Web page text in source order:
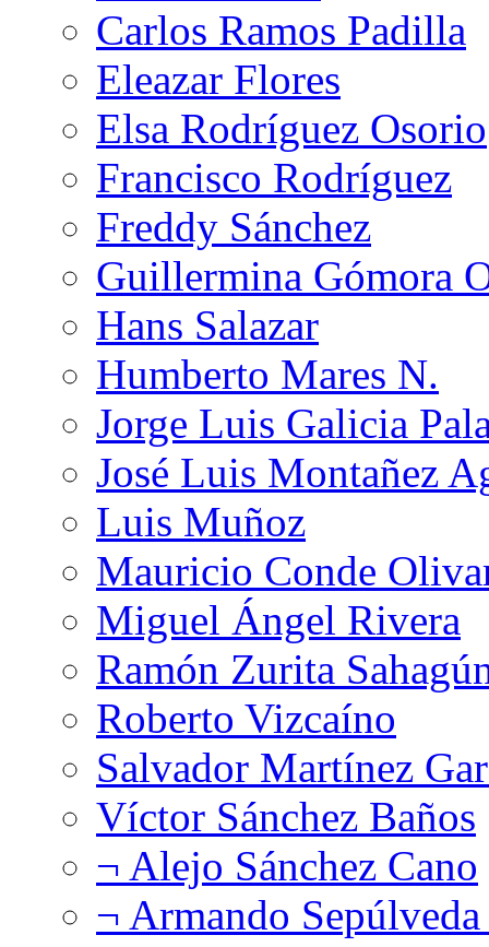
Carlos Ramos Padilla
Eleazar Flores
Elsa Rodríguez Osorio
Francisco Rodríguez
Freddy Sánchez
Guillermina Gómora
Hans Salazar
Humberto Mares N.
Jorge Luis Galicia
José Luis Montañez
Luis Muñoz
Mauricio Conde
Miguel Ángel Rivera
Ramón Zurita
Roberto Vizcaíno
Salvador Martínez
Víctor Sánchez Baños
¬ Alejo Sánchez Cano
¬ Armando